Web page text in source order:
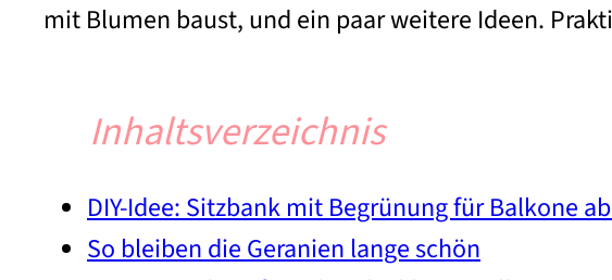
mit Blumen baust, und ein paar weitere Ideen.
Inhaltsverzeichnis
DIY-Idee: Sitzbank mit Begrünung für Balkone
So bleiben die Geranien lange schön